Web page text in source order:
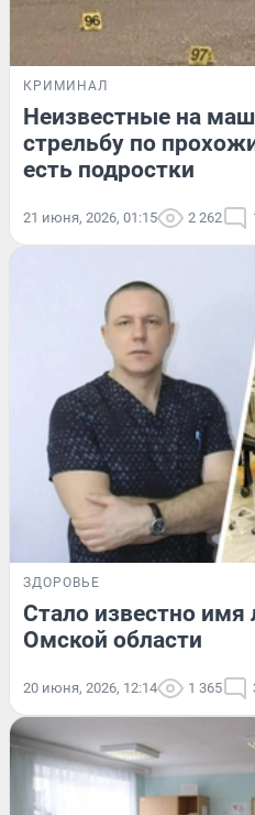
КРИМИНАЛ
Неизвестные на
стрельбу по
есть подростки
21 июня, 2026, 01:15 2 262
ЗДОРОВЬЕ
Стало известно имя
Омской области
20 июня, 2026, 12:14 1 365